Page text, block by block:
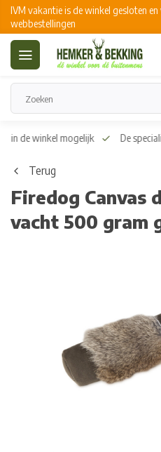
IVM vakantie is de winkel gesloten
webbestellingen
in de winkel mogelijk De
Terug
Firedog Canvas
vacht 500 gram